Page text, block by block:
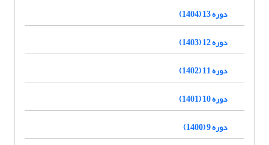
دوره 13 (1404)
دوره 12 (1403)
دوره 11 (1402)
دوره 10 (1401)
دوره 9 (1400)